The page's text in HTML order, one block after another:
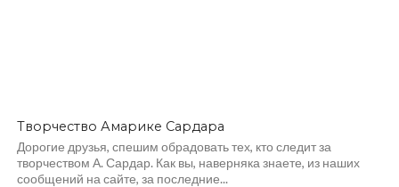
Творчество Амарике Сардара
Дорогие друзья, спешим обрадовать тех, кто следит за
творчеством А. Сардар. Как вы, наверняка знаете, из наших
сообщений на сайте, за последние...